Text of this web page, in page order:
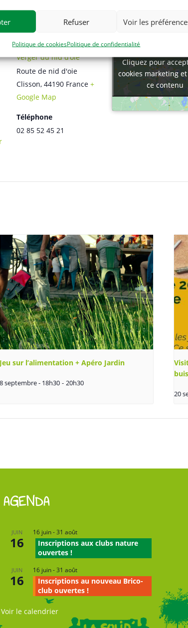
Refuser Voir les
Politique de cookiesPolitique de confidentialité
Verger du nid d’oie
Route de nid d'oie
Clisson, 44190 France +
Google Map
Téléphone
02 85 52 45 21
Cliquez pour
cookies marketing
ce contenu
Cliquez pour
cookies marketing
ce contenu
Jeu sur l’alimentation + Apéro Jardin
8 septembre - 18h30 - 20h30
20
AGENDA
JUIN
16
16 juin-31 août
Inscriptions aux clubs nature
ouvertes !
JUIN
16
16 juin-31 août
Inscriptions au nouveau Brico-
club ouvertes !
Voir le calendrier